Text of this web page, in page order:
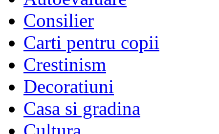
Consilier
Carti pentru copii
Crestinism
Decoratiuni
Casa si gradina